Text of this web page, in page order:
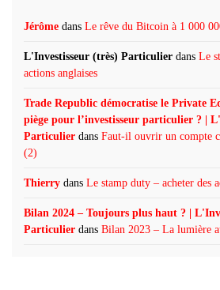
Jérôme dans Le rêve du Bitcoin à 1 000
L'Investisseur (très) Particulier dans Le
actions anglaises
Trade Republic démocratise le Private
piège pour l’investisseur particulier ? |
Particulier dans Faut-il ouvrir un compte
(2)
Thierry dans Le stamp duty – acheter des
Bilan 2024 – Toujours plus haut ? |
Particulier dans Bilan 2023 – La lumière